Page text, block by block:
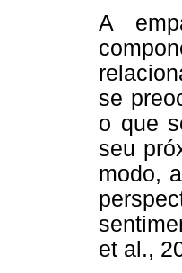
A
se
o que
seu
modo,
et al.,